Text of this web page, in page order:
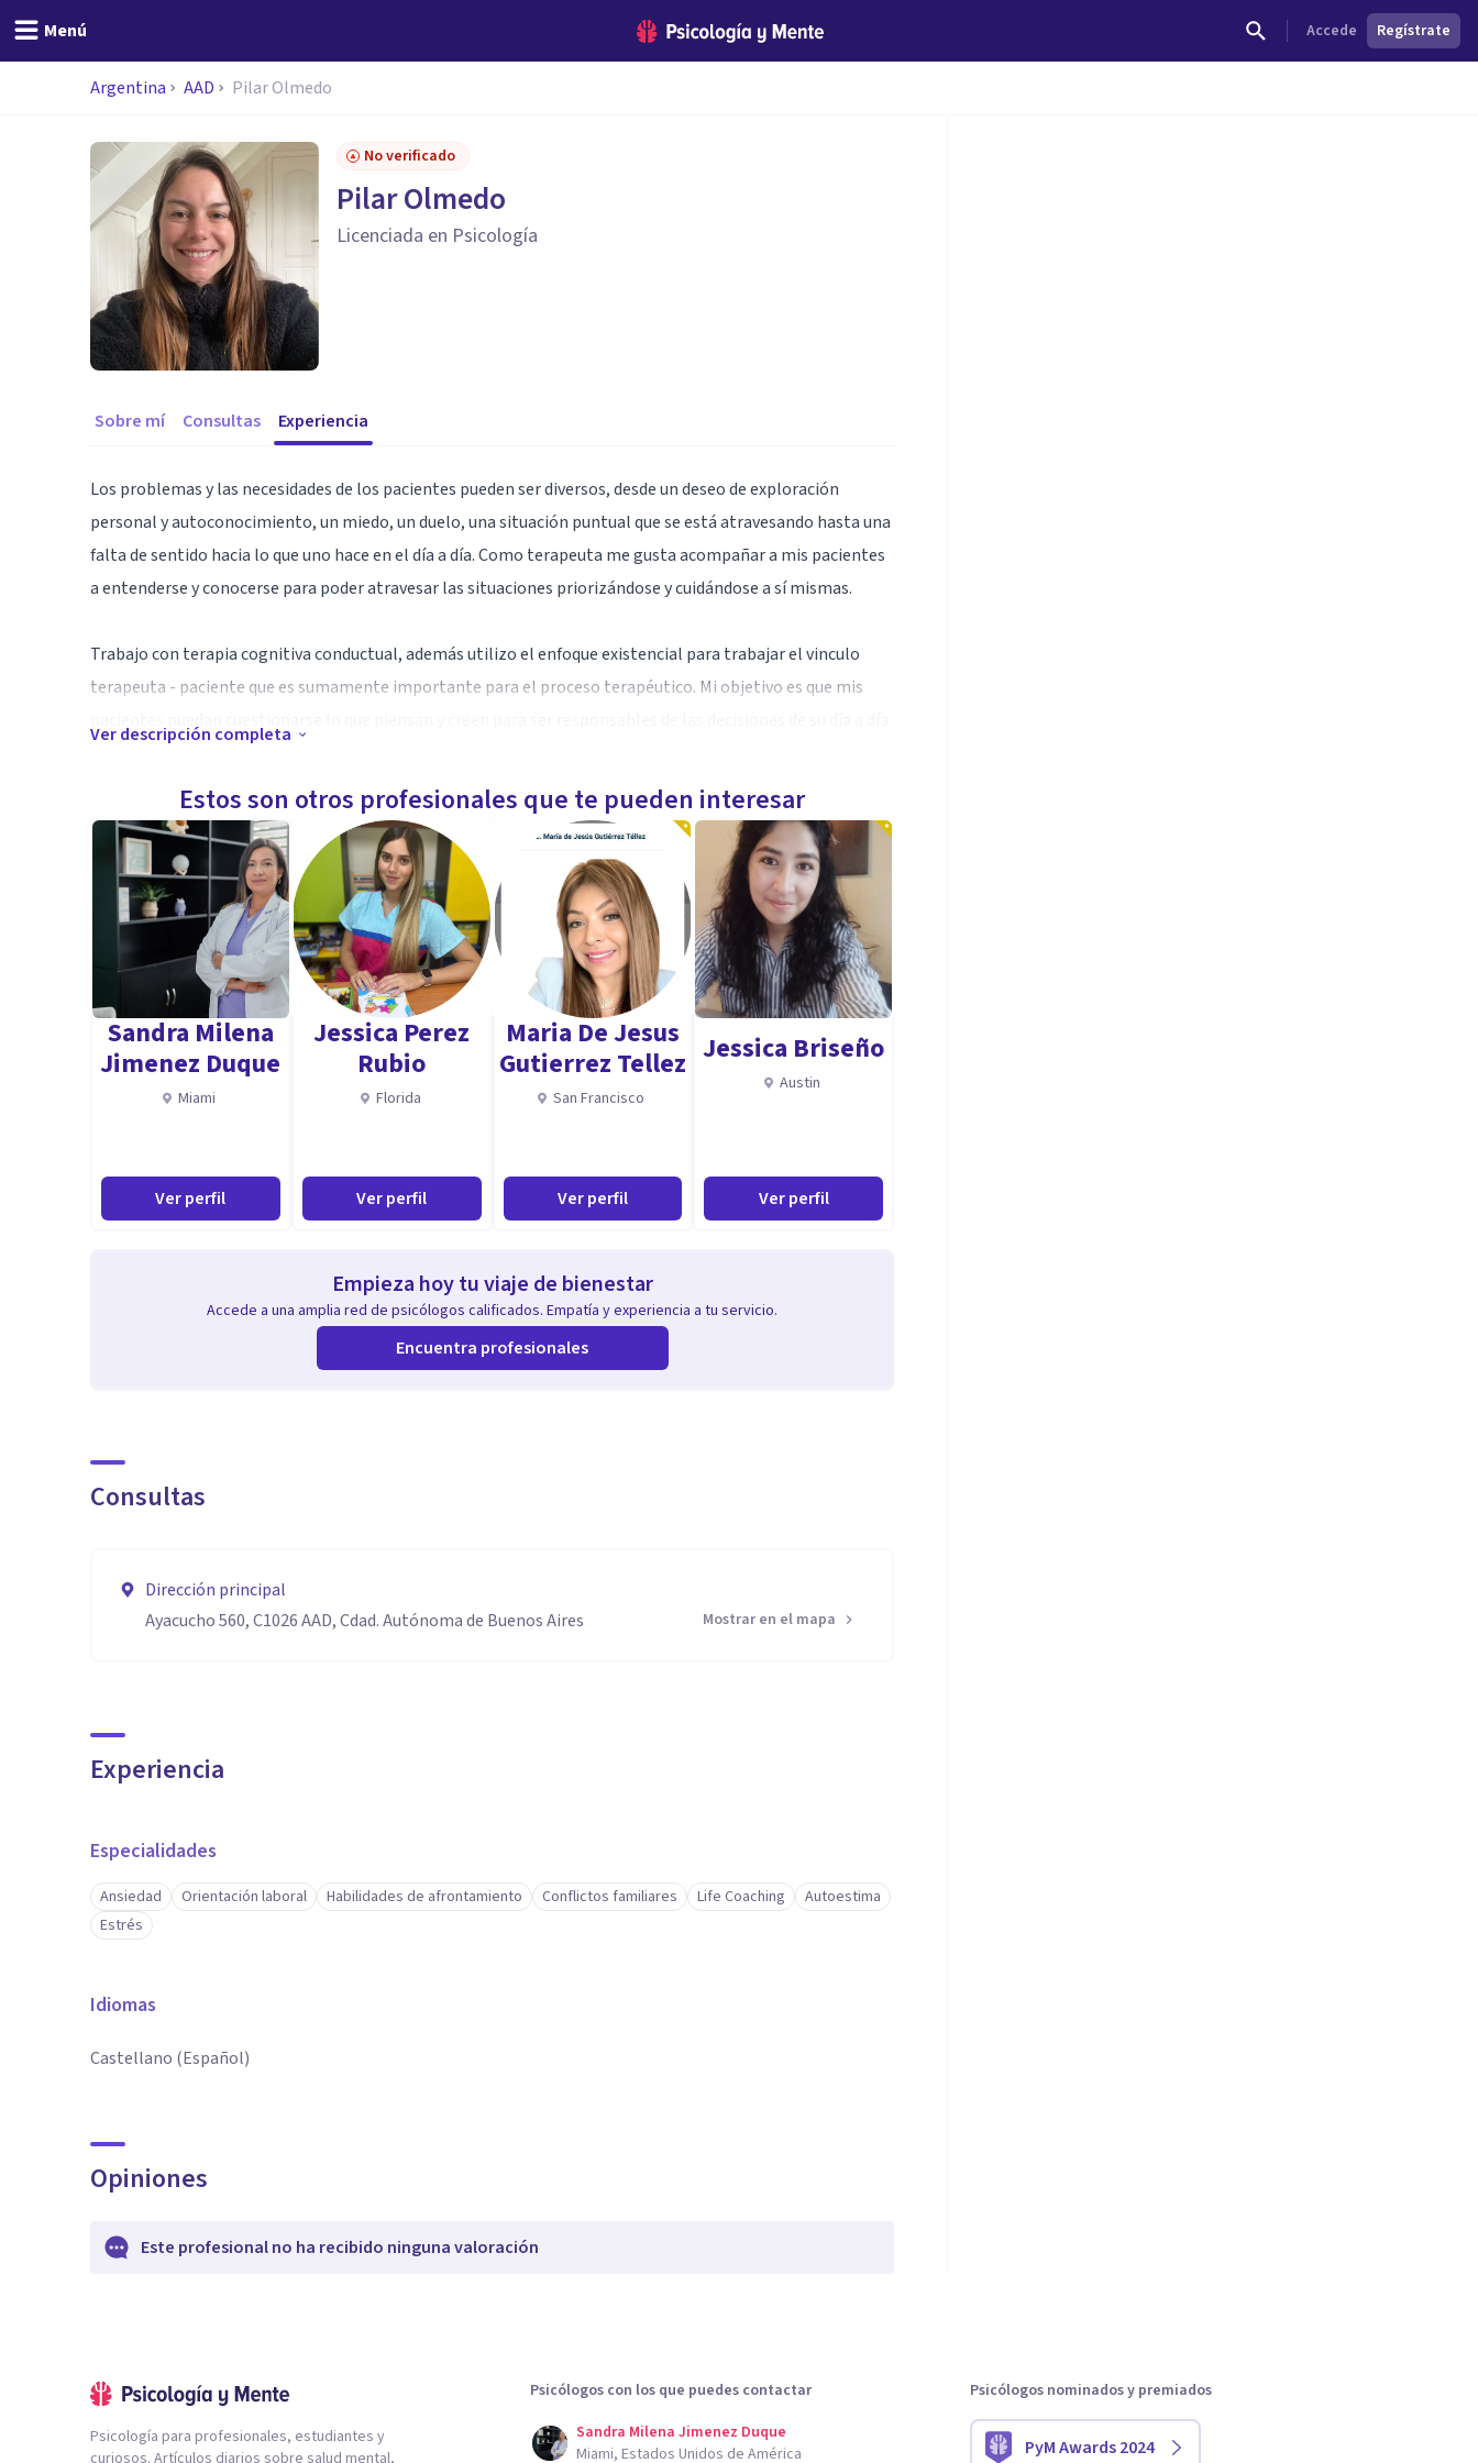
Menú Accede Regístrate
Argentina AAD Pilar Olmedo
No verificado
Pilar Olmedo
Licenciada en Psicología
Sobre mí Consultas Experiencia
Los problemas y las necesidades de los pacientes pueden ser diversos, desde un deseo de exploración
personal y autoconocimiento, un miedo, un duelo, una situación puntual que se está atravesando hasta una
falta de sentido hacia lo que uno hace en el día a día. Como terapeuta me gusta acompañar a mis pacientes
a entenderse y conocerse para poder atravesar las situaciones priorizándose y cuidándose a sí mismas.
Trabajo con terapia cognitiva conductual, además utilizo el enfoque existencial para trabajar el vinculo
terapeuta - paciente que es sumamente importante para el proceso terapéutico. Mi objetivo es que mis
La sesión terapéutica es un espacio de reflexión y un gesto de amor hacia uno mismo. Cada espacio con mis
pacientes es único, es un espacio de cuidado y respeto. Me encantaría conocerte para trabajar en aquello
que hoy te está incomodando.
Ver descripción completa
Estos son otros profesionales que te pueden interesar
Sandra Milena
Jimenez Duque
Miami
Ver perfil
Jessica Perez
Rubio
Florida
Ver perfil
Maria De Jesus
Gutierrez Tellez
San Francisco
Ver perfil
Jessica Briseño
Austin
Ver perfil
Empieza hoy tu viaje de bienestar
Accede a una amplia red de psicólogos calificados. Empatía y experiencia a tu servicio.
Encuentra profesionales
Consultas
Dirección principal
Ayacucho 560, C1026 AAD, Cdad. Autónoma de Buenos Aires
Mostrar en el mapa
Experiencia
Especialidades
Ansiedad Orientación laboral Habilidades de afrontamiento Conflictos familiares Life Coaching
Autoestima
Estrés
Idiomas
Castellano (Español)
Opiniones
Este profesional no ha recibido ninguna valoración
Psicología para profesionales, estudiantes y
curiosos. Artículos diarios sobre salud mental,
Psicólogos con los que puedes contactar
Sandra Milena Jimenez Duque
Miami, Estados Unidos de América
Psicólogos nominados y premiados
PyM Awards 2024